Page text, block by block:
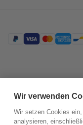
Wir verwenden
Wir setzen Cookies
analysieren,